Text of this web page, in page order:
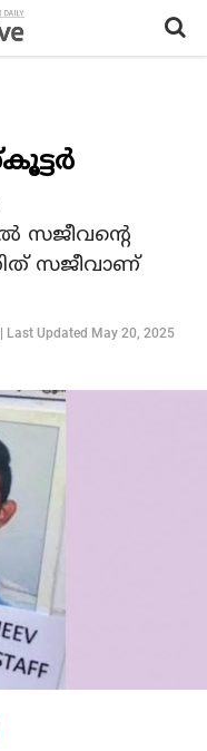
സജീവന്റെ
സജീവാണ്
Last Updated May 20, 2025